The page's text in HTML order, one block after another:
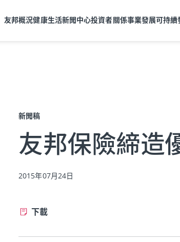
友邦概況健康生活新聞中心投資者關係事業發展可持續
新聞稿
友邦保險締造
2015年07月24日
下載